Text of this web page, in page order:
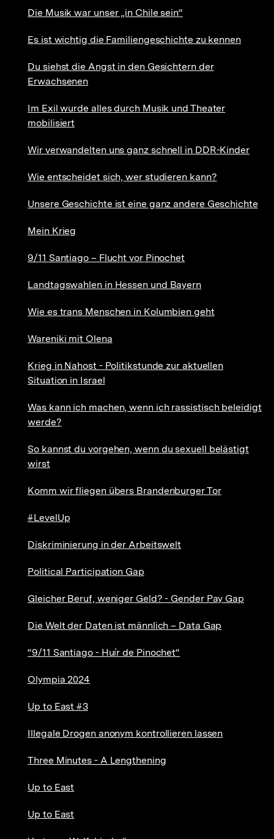
Die Musik war unser „in Chile sein“
Es ist wichtig die Familiengeschichte zu kennen
Du siehst die Angst in den Gesichtern der
Erwachsenen
Im Exil wurde alles durch Musik und Theater
mobilisiert
Wir verwandelten uns ganz schnell in DDR-Kinder
Wie entscheidet sich, wer studieren kann?
Unsere Geschichte ist eine ganz andere Geschichte
Mein Krieg
9/11 Santiago – Flucht vor Pinochet
Landtagswahlen in Hessen und Bayern
Wie es trans Menschen in Kolumbien geht
Wareniki mit Olena
Krieg in Nahost - Politikstunde zur aktuellen
Situation in Israel
Was kann ich machen, wenn ich rassistisch beleidigt
werde?
So kannst du vorgehen, wenn du sexuell belästigt
wirst
Komm wir fliegen übers Brandenburger Tor
#LevelUp
Diskriminierung in der Arbeitswelt
Political Participation Gap
Gleicher Beruf, weniger Geld? - Gender Pay Gap
Die Welt der Daten ist männlich – Data Gap
“9/11 Santiago - Huír de Pinochet“
Olympia 2024
Up to East #3
Illegale Drogen anonym kontrollieren lassen
Three Minutes - A Lengthening
Up to East
Up to East